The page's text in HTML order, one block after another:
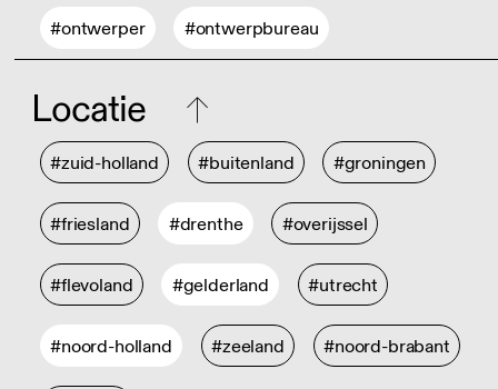
#ontwerper #ontwerpbureau
Locatie
#zuid-holland #buitenland #groningen
#friesland #drenthe #overijssel
#flevoland #gelderland #utrecht
#noord-holland #zeeland #noord-brabant